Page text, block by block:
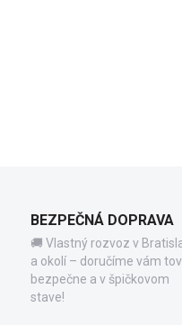
BEZPEČNÁ DOPRAVA
🚚 Vlastný rozvoz v
a okolí – doručíme vám
bezpečne a v špičkovom
stave!